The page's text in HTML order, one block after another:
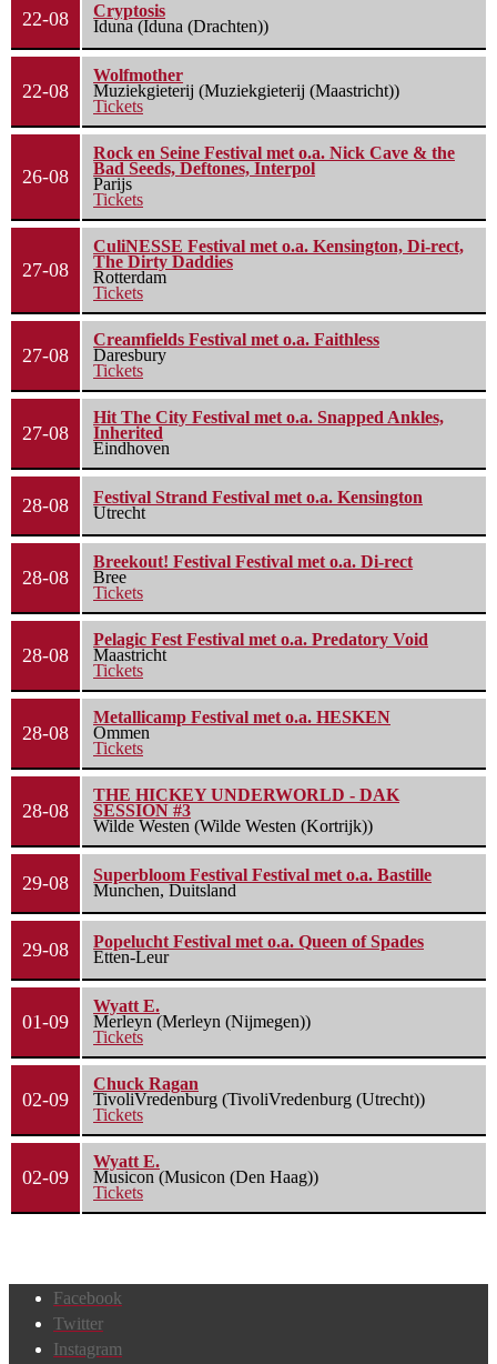
22-08
Cryptosis
Iduna (Iduna (Drachten))
22-08
Wolfmother
Muziekgieterij (Muziekgieterij (Maastricht))
Tickets
26-08
Rock en Seine Festival met o.a. Nick Cave & the
Bad Seeds, Deftones, Interpol
Parijs
Tickets
27-08
CuliNESSE Festival met o.a. Kensington, Di-rect,
The Dirty Daddies
Rotterdam
Tickets
27-08
Creamfields Festival met o.a. Faithless
Daresbury
Tickets
27-08
Hit The City Festival met o.a. Snapped Ankles,
Inherited
Eindhoven
28-08
Festival Strand Festival met o.a. Kensington
Utrecht
28-08
Breekout! Festival Festival met o.a. Di-rect
Bree
Tickets
28-08
Pelagic Fest Festival met o.a. Predatory Void
Maastricht
Tickets
28-08
Metallicamp Festival met o.a. HESKEN
Ommen
Tickets
28-08
THE HICKEY UNDERWORLD - DAK
SESSION #3
Wilde Westen (Wilde Westen (Kortrijk))
29-08
Superbloom Festival Festival met o.a. Bastille
Munchen, Duitsland
29-08
Popelucht Festival met o.a. Queen of Spades
Etten-Leur
01-09
Wyatt E.
Merleyn (Merleyn (Nijmegen))
Tickets
02-09
Chuck Ragan
TivoliVredenburg (TivoliVredenburg (Utrecht))
Tickets
02-09
Wyatt E.
Musicon (Musicon (Den Haag))
Tickets
Facebook
Twitter
Instagram